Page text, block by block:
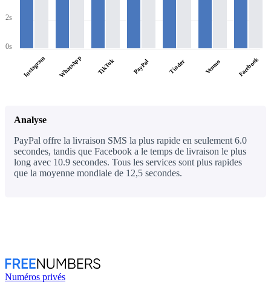
2s
0s
Instagram WhatsApp TikTok PayPal Tinder Venmo Facebook
Analyse
PayPal offre la livraison SMS la plus rapide en seulement 6.0
secondes, tandis que Facebook a le temps de livraison le plus
long avec 10.9 secondes. Tous les services sont plus rapides
que la moyenne mondiale de 12,5 secondes.
Numéros privés